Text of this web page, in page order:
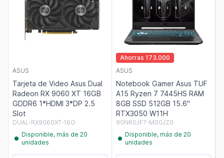
ASUS
Tarjeta de Video Asus Dual
Radeon RX 9060 XT 16GB
GDDR6 1*HDMI 3*DP 2.5
Slot
DUAL-RX9060XT-16G
Disponible, más de 20
unidades
Ahorras 173.000
ASUS
Notebook Gamer Asus TUF
A15 Ryzen 7 7445HS RAM
8GB SSD 512GB 15.6"
RTX3050 W11H
90NR0JF7-M00JZ0
Disponible, más de 20
unidades